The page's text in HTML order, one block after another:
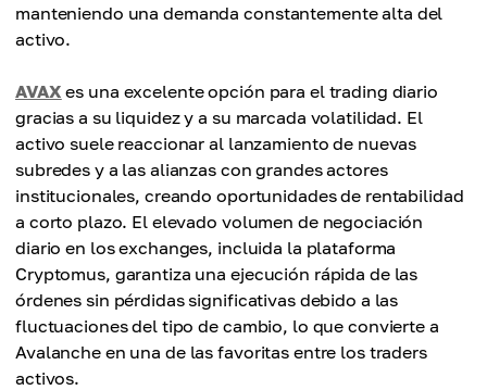
manteniendo una demanda constantemente alta del
activo.
AVAX es una excelente opción para el trading diario
gracias a su liquidez y a su marcada volatilidad. El
activo suele reaccionar al lanzamiento de nuevas
subredes y a las alianzas con grandes actores
institucionales, creando oportunidades de rentabilidad
a corto plazo. El elevado volumen de negociación
diario en los exchanges, incluida la plataforma
Cryptomus, garantiza una ejecución rápida de las
órdenes sin pérdidas significativas debido a las
fluctuaciones del tipo de cambio, lo que convierte a
Avalanche en una de las favoritas entre los traders
activos.